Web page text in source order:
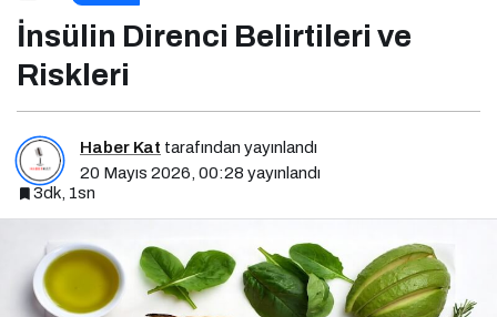
İnsülin Direnci Belirtileri ve
Riskleri
Haber Kat tarafından yayınlandı
20 Mayıs 2026, 00:28 yayınlandı
3dk, 1sn